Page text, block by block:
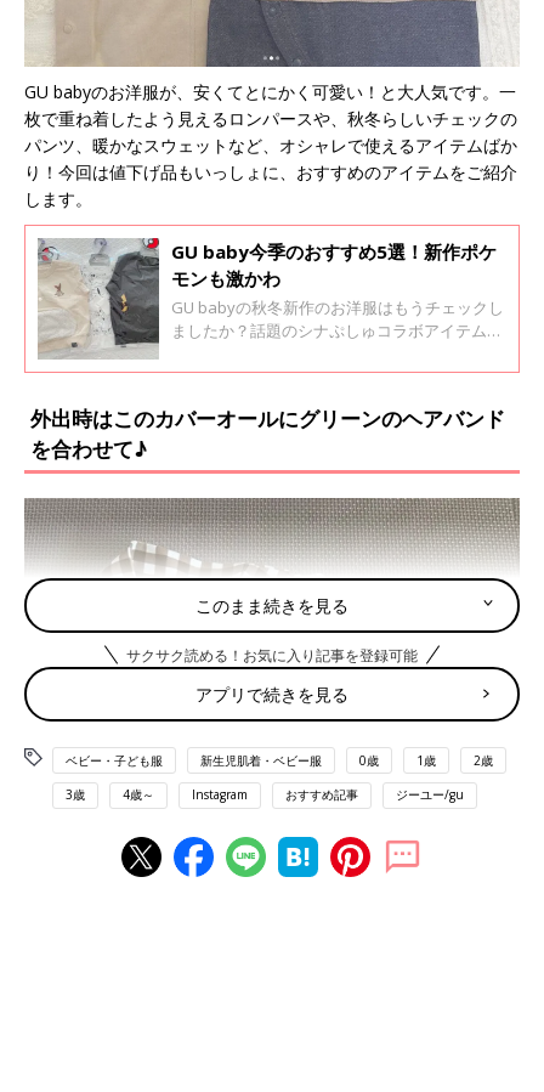
GU babyのお洋服が、安くてとにかく可愛い！と大人気です。一
枚で重ね着したよう見えるロンパースや、秋冬らしいチェックの
パンツ、暖かなスウェットなど、オシャレで使えるアイテムばか
り！今回は値下げ品もいっしょに、おすすめのアイテムをご紹介
します。
GU baby今季のおすすめ5選！新作ポケ
モンも激かわ
GU babyの秋冬新作のお洋服はもうチェックし
ましたか？話題のシナぷしゅコラボアイテム
ト。気に入ったアイテムは全色ゲットしている
イテムをご紹介します。
外出時はこのカバーオールにグリーンのヘアバンド
を合わせて♪
このまま続きを見る
サクサク読める！お気に入り記事を登録可能
アプリで続きを見る
ベビー・子ども服 新生児肌着・ベビー服 0歳 1歳 2歳
3歳 4歳～ Instagram おすすめ記事 ジーユー/gu